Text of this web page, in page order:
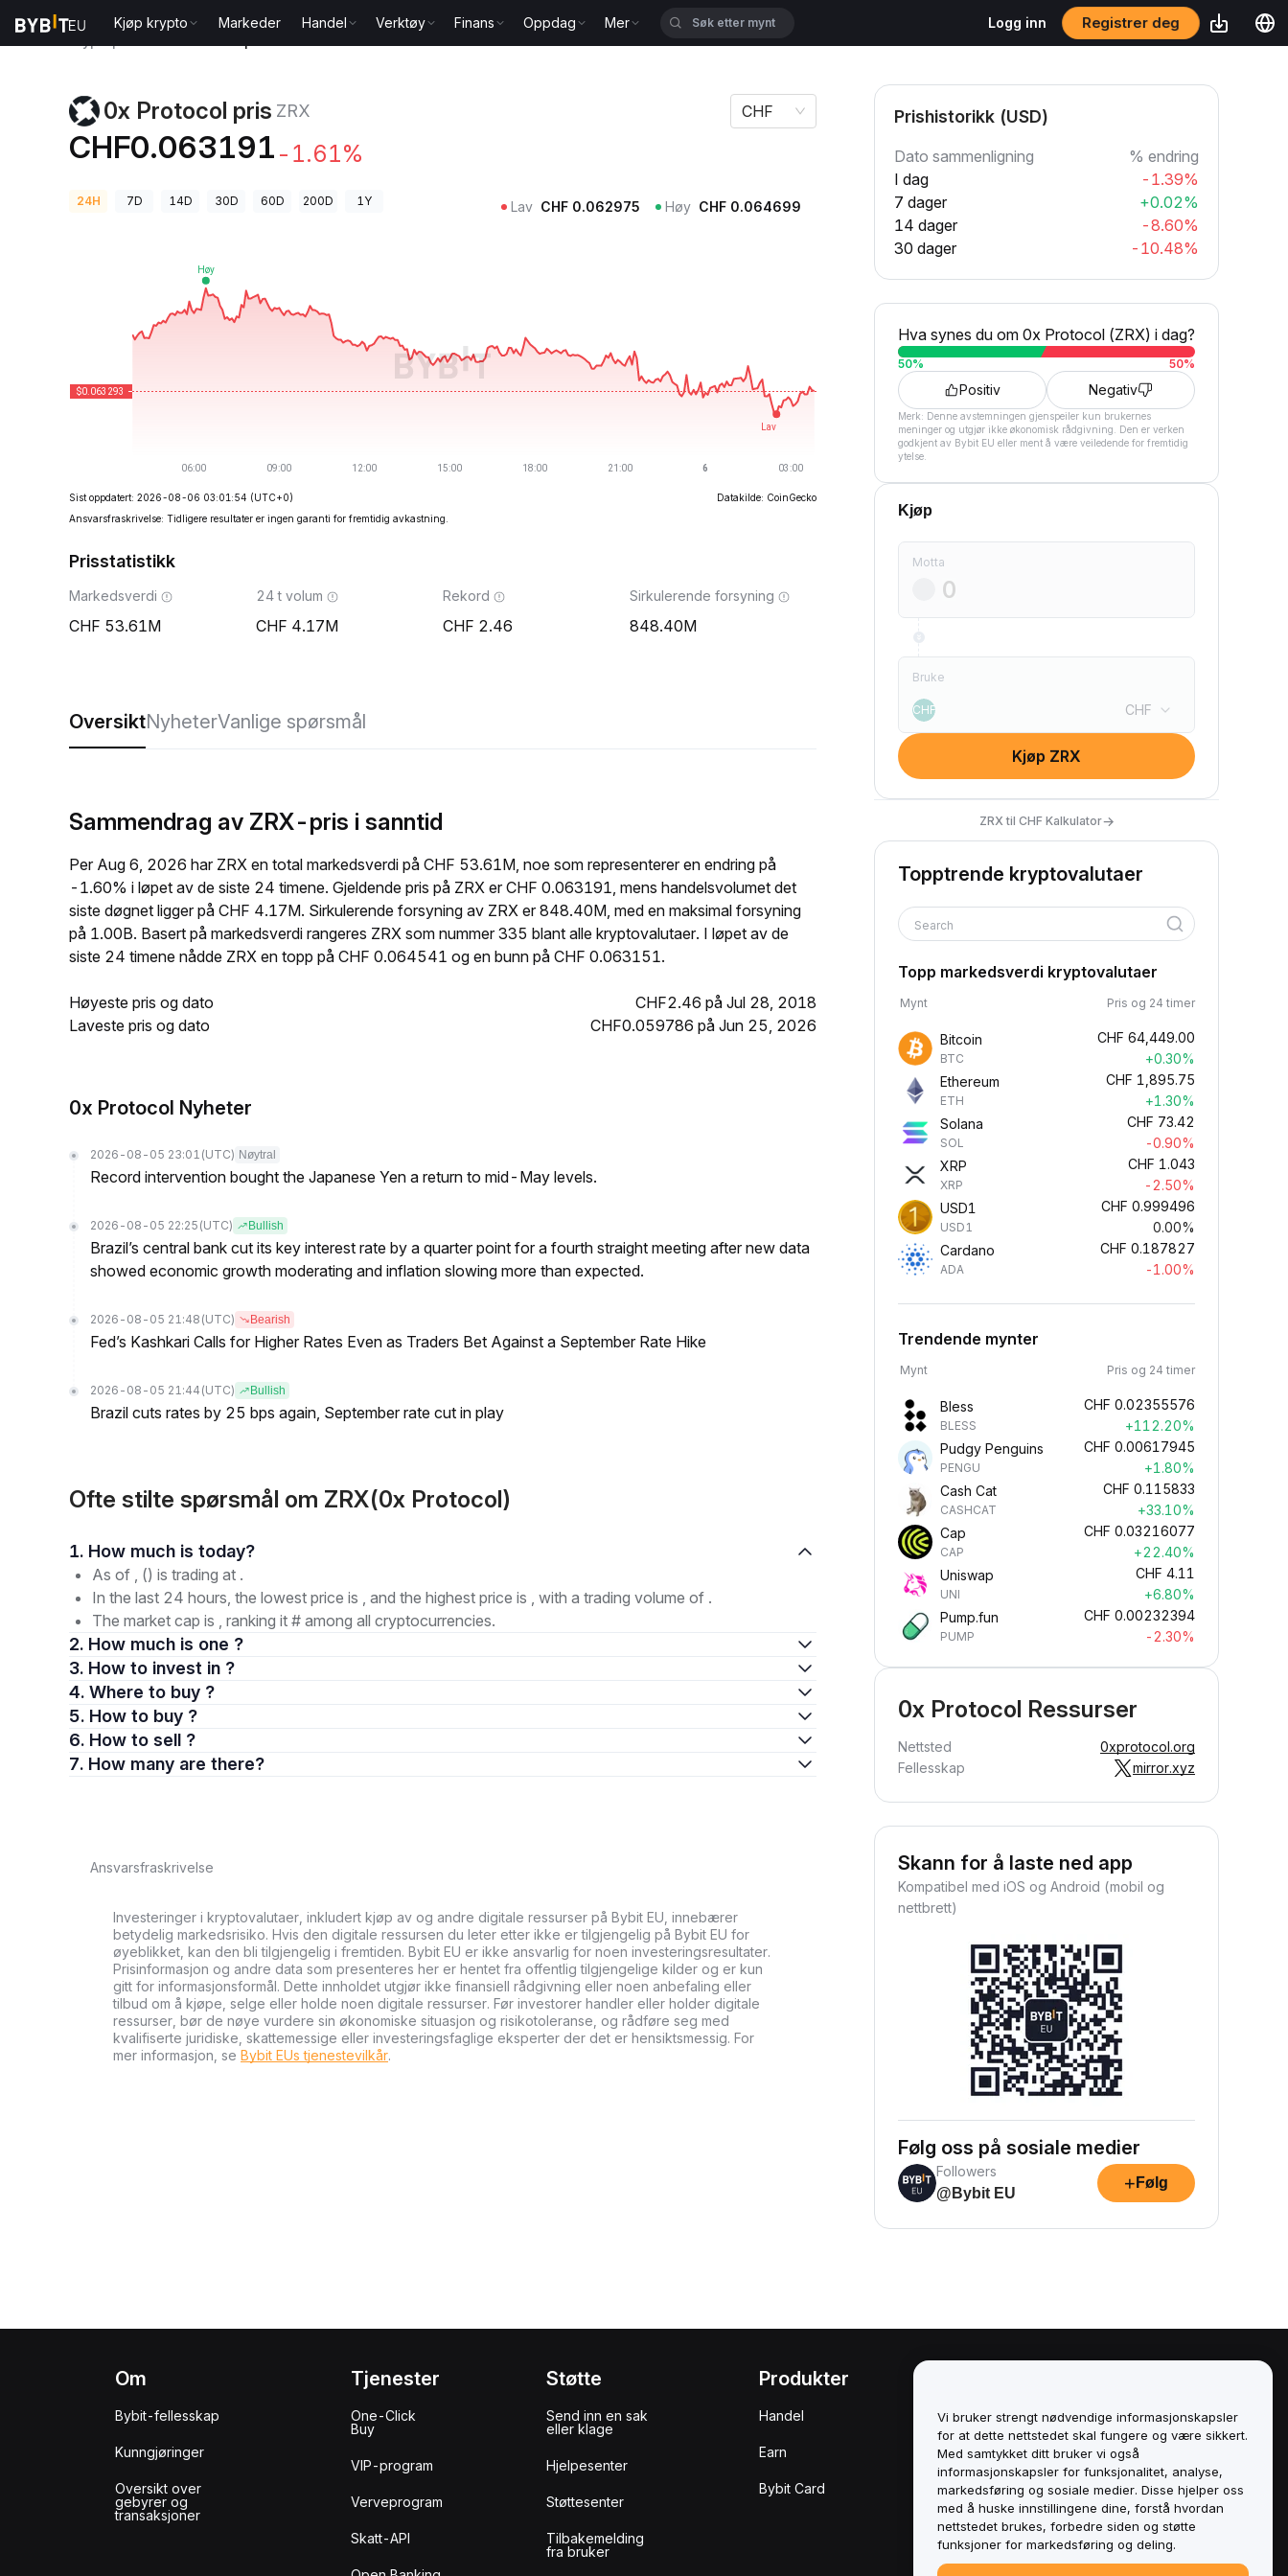
Kjøp krypto Markeder Handel Verktøy Finans Oppdag Mer Logg inn Registrer deg
0x Protocol pris ZRX
CHF0.063191 -1.61%
CHF
24H 7D 14D 30D 60D 200D 1Y Lav CHF 0.062975 Høy CHF 0.064699
Sist oppdatert: 2026-08-06 03:01:54 (UTC+0)
Datakilde: CoinGecko
Ansvarsfraskrivelse: Tidligere resultater er ingen garanti for fremtidig avkastning.
Prisstatistikk
Markedsverdi
53.61M
24 t volum
4.17M
Rekord
2.46
Sirkulerende forsyning
848.40M
OversiktNyheterVanlige spørsmål
Sammendrag av ZRX-pris i sanntid
Per Aug 6, 2026 har ZRX en total markedsverdi på CHF 53.61M, noe som representerer en endring på
-1.60% i løpet av de siste 24 timene. Gjeldende pris på ZRX er CHF 0.063191, mens handelsvolumet det
siste døgnet ligger på CHF 4.17M. Sirkulerende forsyning av ZRX er 848.40M, med en maksimal forsyning
på 1.00B. Basert på markedsverdi rangeres ZRX som nummer 335 blant alle kryptovalutaer. I løpet av de
siste 24 timene nådde ZRX en topp på CHF 0.064541 og en bunn på CHF 0.063151.
Høyeste pris og dato
CHF2.46 på Jul 28, 2018
Laveste pris og dato
CHF0.059786 på Jun 25, 2026
0x Protocol Nyheter
2026-08-05 23:01 (UTC) Nøytral
Record intervention bought the Japanese Yen a return to mid-May levels.
2026-08-05 22:25 (UTC) Bullish
Brazil’s central bank cut its key interest rate by a quarter point for a fourth straight meeting after new data
showed economic growth moderating and inflation slowing more than expected.
2026-08-05 21:48 (UTC) Bearish
Fed’s Kashkari Calls for Higher Rates Even as Traders Bet Against a September Rate Hike
2026-08-05 21:44 (UTC) Bullish
Brazil cuts rates by 25 bps again, September rate cut in play
Ofte stilte spørsmål om ZRX(0x Protocol)
1. How much is today?
As of , () is trading at .
In the last 24 hours, the lowest price is , and the highest price is , with a trading volume of .
The market cap is , ranking it # among all cryptocurrencies.
2. How much is one ?
3. How to invest in ?
4. Where to buy ?
5. How to buy ?
6. How to sell ?
7. How many are there?
Ansvarsfraskrivelse
Investeringer i kryptovalutaer, inkludert kjøp av og andre digitale ressurser på Bybit EU, innebærer
betydelig markedsrisiko. Hvis den digitale ressursen du leter etter ikke er tilgjengelig på Bybit EU for
øyeblikket, kan den bli tilgjengelig i fremtiden. Bybit EU er ikke ansvarlig for noen investeringsresultater.
Prisinformasjon og andre data som presenteres her er hentet fra offentlig tilgjengelige kilder og er kun
gitt for informasjonsformål. Dette innholdet utgjør ikke finansiell rådgivning eller noen anbefaling eller
tilbud om å kjøpe, selge eller holde noen digitale ressurser. Før investorer handler eller holder digitale
ressurser, bør de nøye vurdere sin økonomiske situasjon og risikotoleranse, og rådføre seg med
kvalifiserte juridiske, skattemessige eller investeringsfaglige eksperter der det er hensiktsmessig. For
mer informasjon, se Bybit EUs tjenestevilkår.
Prishistorikk (USD)
Dato sammenligning
% endring
I dag
-1.39%
7 dager
+0.02%
14 dager
-8.60%
30 dager
-10.48%
Hva synes du om 0x Protocol (ZRX) i dag?
50% 50%
Positiv Negativ
Merk: Denne avstemningen gjenspeiler kun brukernes
meninger og utgjør ikke økonomisk rådgivning. Den er verken
godkjent av Bybit EU eller ment å være veiledende for fremtidig
ytelse.
Kjøp
Motta
Bruke
CHF CHF
Kjøp ZRX
ZRX til CHF Kalkulator→
Topptrende kryptovalutaer
Search
Topp markedsverdi kryptovalutaer
Mynt Pris og 24 timer
Bitcoin
BTC
CHF 64,449.00
+0.30%
Ethereum
ETH
CHF 1,895.75
+1.30%
Solana
SOL
CHF 73.42
-0.90%
XRP
XRP
CHF 1.043
-2.50%
USD1
USD1
CHF 0.999496
0.00%
Cardano
ADA
CHF 0.187827
-1.00%
Trendende mynter
Mynt Pris og 24 timer
Bless
BLESS
CHF 0.02355576
+112.20%
Pudgy Penguins
PENGU
CHF 0.00617945
+1.80%
Cash Cat
CASHCAT
CHF 0.115833
+33.10%
Cap
CAP
CHF 0.03216077
+22.40%
Uniswap
UNI
CHF 4.11
+6.80%
Pump.fun
PUMP
CHF 0.00232394
-2.30%
0x Protocol Ressurser
Nettsted
0xprotocol.org
Fellesskap
mirror.xyz
Skann for å laste ned app
Kompatibel med iOS og Android (mobil og
nettbrett)
Følg oss på sosiale medier
Followers
@Bybit EU
+ Følg
Om
Bybit-fellesskap
Kunngjøringer
Oversikt over
gebyrer og
transaksjoner
Tjenester
One-Click
Buy
VIP-program
Verveprogram
Skatt-API
Støtte
Send inn en sak
eller klage
Hjelpesenter
Støttesenter
Tilbakemelding
fra bruker
Produkter
Handel
Earn
Bybit Card
Retningslinjer for
interessekonflikter
Sammendrag av retningslinjene for
oppbevaring og administrasjon
ESG-informasjon
Crypto-Asset White Papers
Vi bruker strengt nødvendige informasjonskapsler
for at dette nettstedet skal fungere og være sikkert.
Med samtykket ditt bruker vi også
informasjonskapsler for funksjonalitet, analyse,
markedsføring og sosiale medier. Disse hjelper oss
med å huske innstillingene dine, forstå hvordan
nettstedet brukes, forbedre siden og støtte
funksjoner for markedsføring og deling.